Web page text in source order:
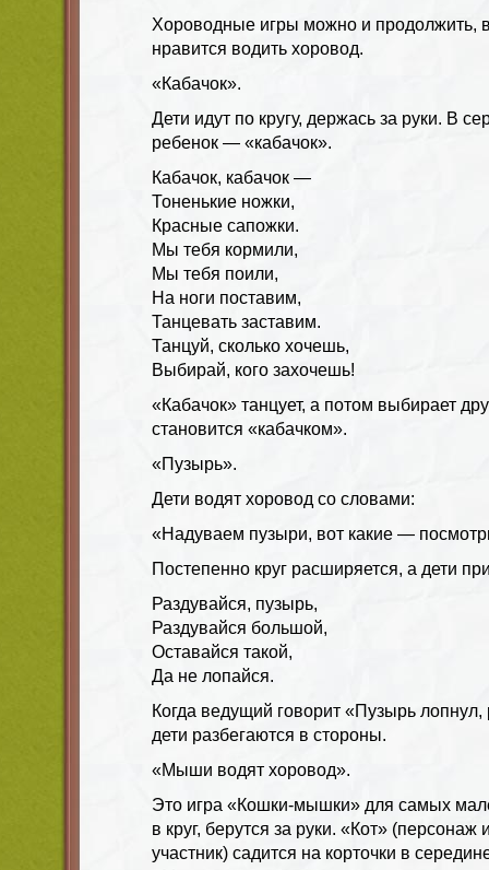
Хороводные игры можно и продолжить,
нравится водить хоровод.
«Кабачок».
Дети идут по кругу, держась за руки. В
ребенок — «кабачок».
Кабачок, кабачок —
Тоненькие ножки,
Красные сапожки.
Мы тебя кормили,
Мы тебя поили,
На ноги поставим,
Танцевать заставим.
Танцуй, сколько хочешь,
Выбирай, кого захочешь!
«Кабачок» танцует, а потом выбирает
становится «кабачком».
«Пузырь».
Дети водят хоровод со словами:
«Надуваем пузыри, вот какие —
Постепенно круг расширяется, а дети
Раздувайся, пузырь,
Раздувайся большой,
Оставайся такой,
Да не лопайся.
Когда ведущий говорит «Пузырь лопнул,
дети разбегаются в стороны.
«Мыши водят хоровод».
Это игра «Кошки-мышки» для самых
в круг, берутся за руки. «Кот»
участник) садится на корточки в